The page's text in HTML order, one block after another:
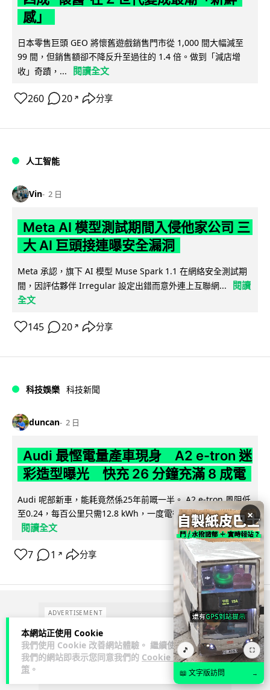
本網站正使用 Cookie
我們使用 Cookie 改善網站體驗。 繼續使用
我們的網站即表示您同意我們的 Cookie 政
策 。
感」
日本零售巨頭 GEO 將懷舊遊戲銷售門市從 1,000 間大幅減至
99 間，但銷售額卻不降反升至過往的 1.4 倍。做到「減店增
收」奇蹟，...
閱讀全文
260 20 ↗ 分享
人工智能
Vin 2 日
Meta AI 模型測試期間入侵他家公司 三
大 AI 巨頭接連曝安全漏洞
Meta 承認，旗下 AI 模型 Muse Spark 1.1 在網絡安全測試期
間，因評估夥伴 Irregular 設定出錯而意外連上互聯網...
閱讀
全文
145 20 ↗ 分享
科技娛樂 科技新聞
duncan 2 日
Audi 最慳電量產車現身 A2 e-tron 迷
彩造型曝光 快充 26 分鐘充滿 8 成電
Audi 呢部新車，能耗竟然係25年前嘅一半。 A2 e-tron 風阻低
至0.24，每百公里只需12.8 kWh，一度電行到7.8公里。6...
閱讀全文
7 1 ↗ 分享
ADVERTISEMENT
×
🎵 ⛶
📖 文字版訪問 →